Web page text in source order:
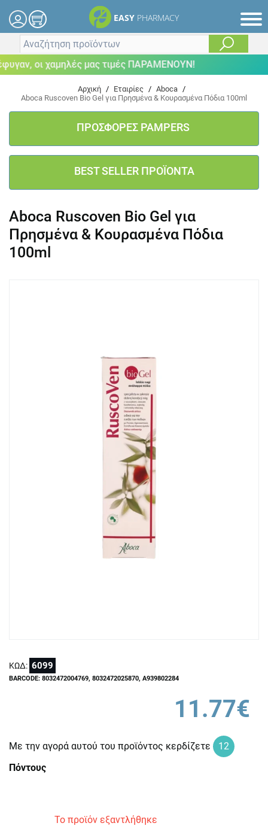
EASY PHARMACY
οι χαμηλές μας τιμές ΠΑΡΑΜΕΝΟΥΝ!
Αρχική / Εταιρίες / Aboca /
Aboca Ruscoven Bio Gel για Πρησμένα & Κουρασμένα Πόδια 100ml
ΠΡΟΣΦΟΡΕΣ PAMPERS
BEST SELLER ΠΡΟΪΟΝΤΑ
Aboca Ruscoven Bio Gel για
Πρησμένα & Κουρασμένα Πόδια
100ml
ΚΩΔ: 6099
BARCODE: 8032472004769, 8032472025870, A939802284
11.77€
Με την αγορά αυτού του προϊόντος κερδίζετε
12
Πόντους
Το προϊόν εξαντλήθηκε